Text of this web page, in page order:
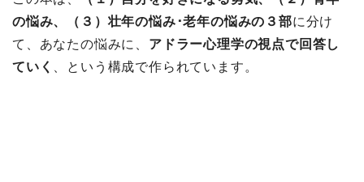
の悩み、（３）壮年の悩み･老年の悩みの３部に分け
て、あなたの悩みに、 アドラー心理学の視点で回答し
ていく
、という構成で作られています。